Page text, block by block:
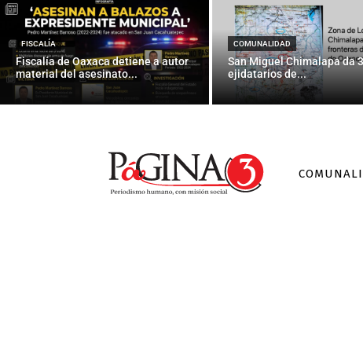
FISCALÍA
Fiscalía de Oaxaca detiene a autor
material del asesinato...
COMUNALIDAD
San Miguel Chimalapa da
ejidatarios de...